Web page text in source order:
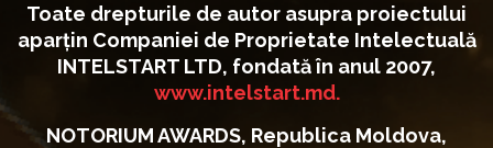
Toate drepturile de autor asupra proiectului
aparțin Companiei de Proprietate Intelectuală
INTELSTART LTD, fondată în anul 2007,
www.intelstart.md.
NOTORIUM AWARDS, Republica Moldova,